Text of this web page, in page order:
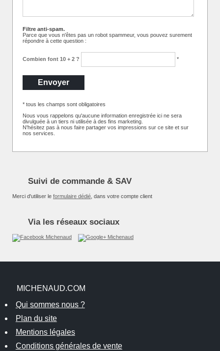
Filtre anti-spam.
Parce que vous n'êtes pas un robot spammeur, vous pouvez surement
répondre à cette question :
Combien font 10 + 2 ? *
* tous les champs sont obligatoires
Nous vous rappelons qu'aucune information enregistrée ici ne sera
divulguée à un tiers ni utilisée à des fins marketing.
N'hésitez pas à nous faire partager vos impressions sur ce site et sur
nos services.
Suivi de commande & SAV
Merci d'utiliser le formulaire dédié , dans votre compte client
Via les réseaux sociaux
MICHENAUD.COM
Qui sommes nous ?
Plan du site
Mentions légales
Conditions générales de vente